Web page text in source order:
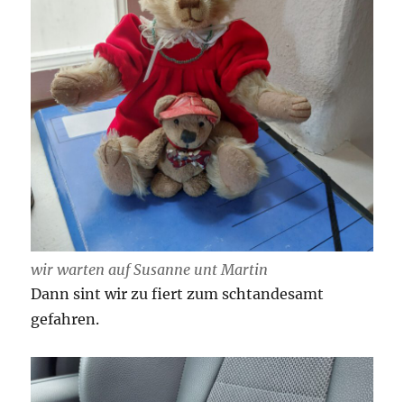
wir warten auf Susanne unt Martin
Dann sint wir zu fiert zum schtandesamt
gefahren.